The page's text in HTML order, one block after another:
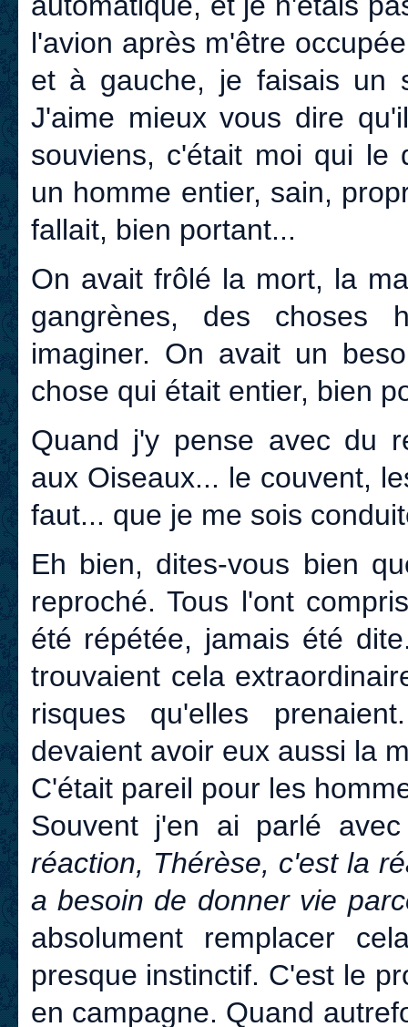
l'avion après m'être
et à gauche, je faisais un
J'aime mieux vous dire
souviens, c'était moi qui le
un homme entier, sain,
fallait, bien portant...
On avait frôlé la mort, la
gangrènes, des choses
imaginer. On avait un
chose qui était entier, bien
Quand j'y pense avec du
aux Oiseaux... le couvent,
faut... que je me sois
Eh bien, dites-vous bien
reproché. Tous l'ont
été répétée, jamais été
trouvaient cela
risques qu'elles
devaient avoir eux aussi la
C'était pareil pour les
Souvent j'en ai parlé
réaction, Thérèse, c'est la
a besoin de donner vie
absolument remplacer
presque instinctif. C'est le
en campagne. Quand